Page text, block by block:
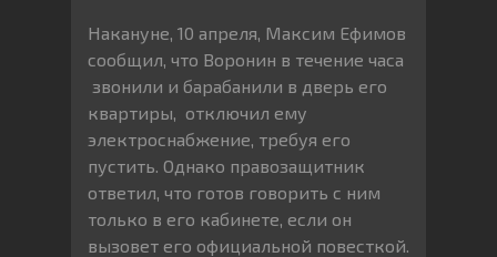
Накануне, 10 апреля, Максим Ефимов
сообщил, что Воронин в течение часа
звонили и барабанили в дверь его
квартиры, отключил ему
электроснабжение, требуя его
пустить. Однако правозащитник
ответил, что готов говорить с ним
только в его кабинете, если он
вызовет его официальной повесткой.